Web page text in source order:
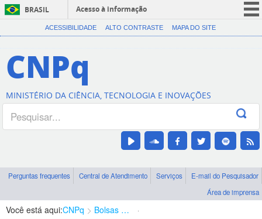
BRASIL
Acesso à informação
CORONAVÍRUS (COVID-19)
Canais
ACESSIBILIDADE ALTO CONTRASTE MAPA DO SITE
CNPq
MINISTÉRIO DA CIÊNCIA, TECNOLOGIA E INOVAÇÕES
Perguntas frequentes Central de Atendimento Serviços
E-mail do Pesquisador
Área de imprensa
Você está aqui:CNPq Bolsas e Auxílios Vigentes